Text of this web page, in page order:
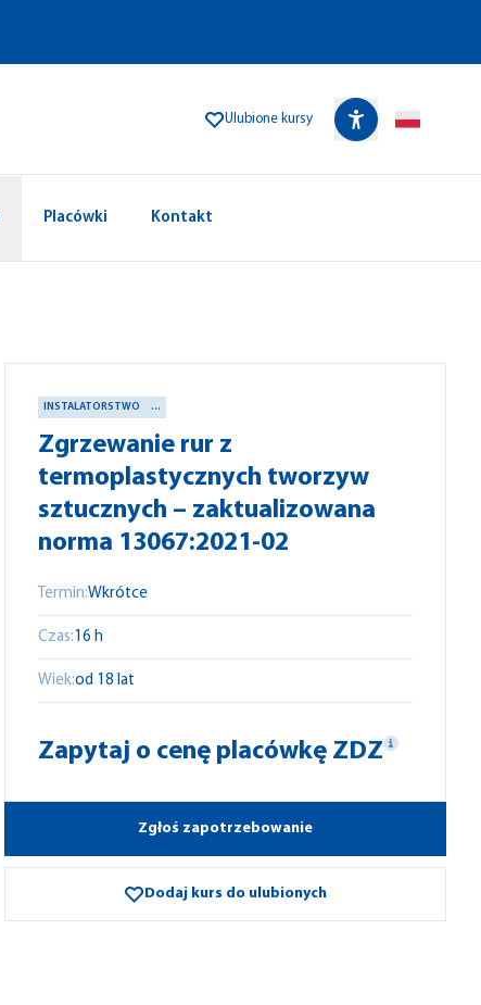
Ulubione kursy
Placówki Kontakt
INSTALATORSTWO ...
Zgrzewanie rur z
termoplastycznych tworzyw
sztucznych – zaktualizowana
norma 13067:2021-02
Termin:Wkrótce
Czas: 16 h
Wiek:od 18 lat
Zapytaj o cenę placówkę ZDZ
Zgłoś zapotrzebowanie
Dodaj kurs do ulubionych